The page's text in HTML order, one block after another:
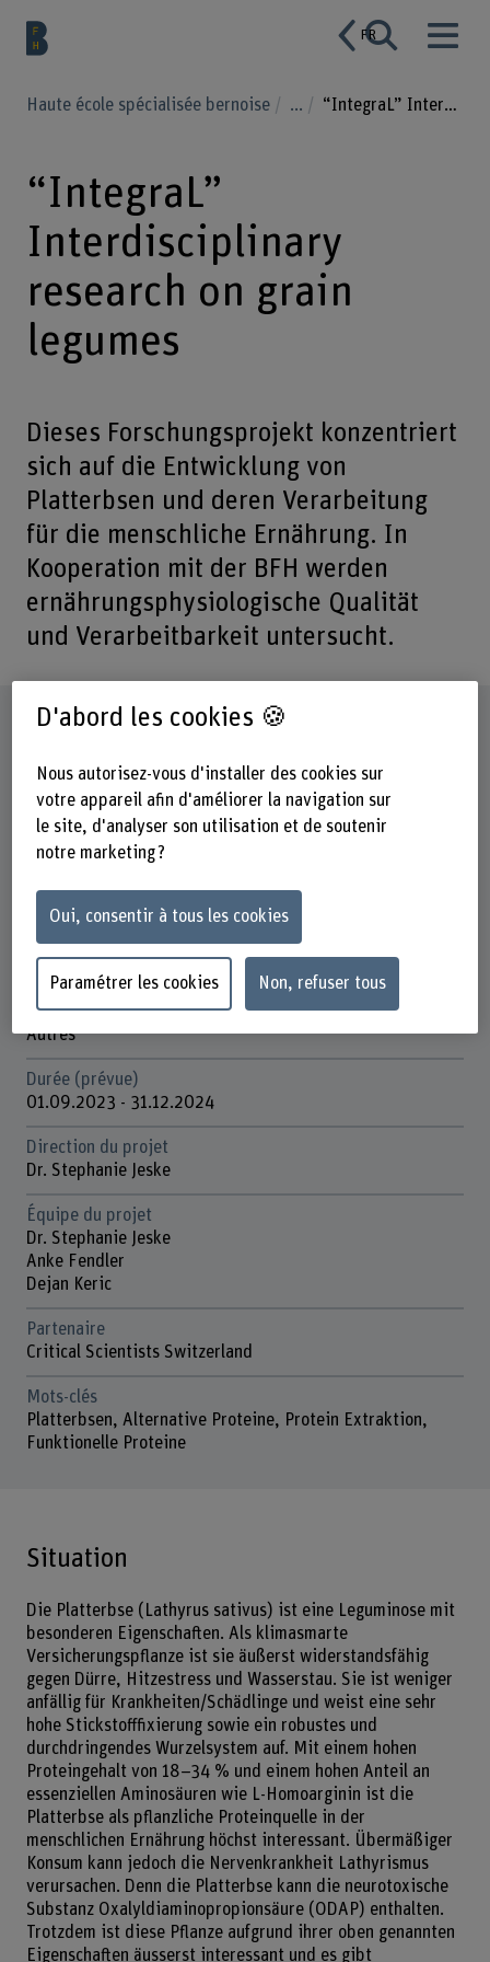
FR
Haute école spécialisée bernoise ... “IntegraL” Interdisciplinary research on grain legumes
“IntegraL”
Interdisciplinary
research on grain
legumes
Dieses Forschungsprojekt konzentriert
sich auf die Entwicklung von
Platterbsen und deren Verarbeitung
für die menschliche Ernährung. In
Kooperation mit der BFH werden
ernährungsphysiologische Qualität
und Verarbeitbarkeit untersucht.
Fiche signalétique
Haute école des sciences agronomiques, forestières et
alimentaires
Unité(s) de recherche
Génie des procédés alimentaires et innovation durable
Organisation d'encouragement
Autres
Durée (prévue)
01.09.2023 - 31.12.2024
Direction du projet
Dr. Stephanie Jeske
Équipe du projet
Dr. Stephanie Jeske
Anke Fendler
Dejan Keric
Partenaire
Critical Scientists Switzerland
Mots-clés
Platterbsen, Alternative Proteine, Protein Extraktion,
Funktionelle Proteine
Situation
Die Platterbse (Lathyrus sativus) ist eine Leguminose mit
besonderen Eigenschaften. Als klimasmarte
Versicherungspflanze ist sie äußerst widerstandsfähig
gegen Dürre, Hitzestress und Wasserstau. Sie ist weniger
anfällig für Krankheiten/Schädlinge und weist eine sehr
hohe Stickstofffixierung sowie ein robustes und
durchdringendes Wurzelsystem auf. Mit einem hohen
Proteingehalt von 18–34 % und einem hohen Anteil an
essenziellen Aminosäuren wie L-Homoarginin ist die
Platterbse als pflanzliche Proteinquelle in der
menschlichen Ernährung höchst interessant. Übermäßiger
Konsum kann jedoch die Nervenkrankheit Lathyrismus
verursachen. Denn die Platterbse kann die neurotoxische
Substanz Oxalyldiaminopropionsäure (ODAP) enthalten.
Trotzdem ist diese Pflanze aufgrund ihrer oben genannten
Eigenschaften äusserst interessant und es gibt
D'abord les cookies 🍪
Nous autorisez-vous d'installer des cookies sur
votre appareil afin d'améliorer la navigation sur
le site, d'analyser son utilisation et de soutenir
notre marketing ?
Oui, consentir à tous les cookies
Paramétrer les cookies Non, refuser tous